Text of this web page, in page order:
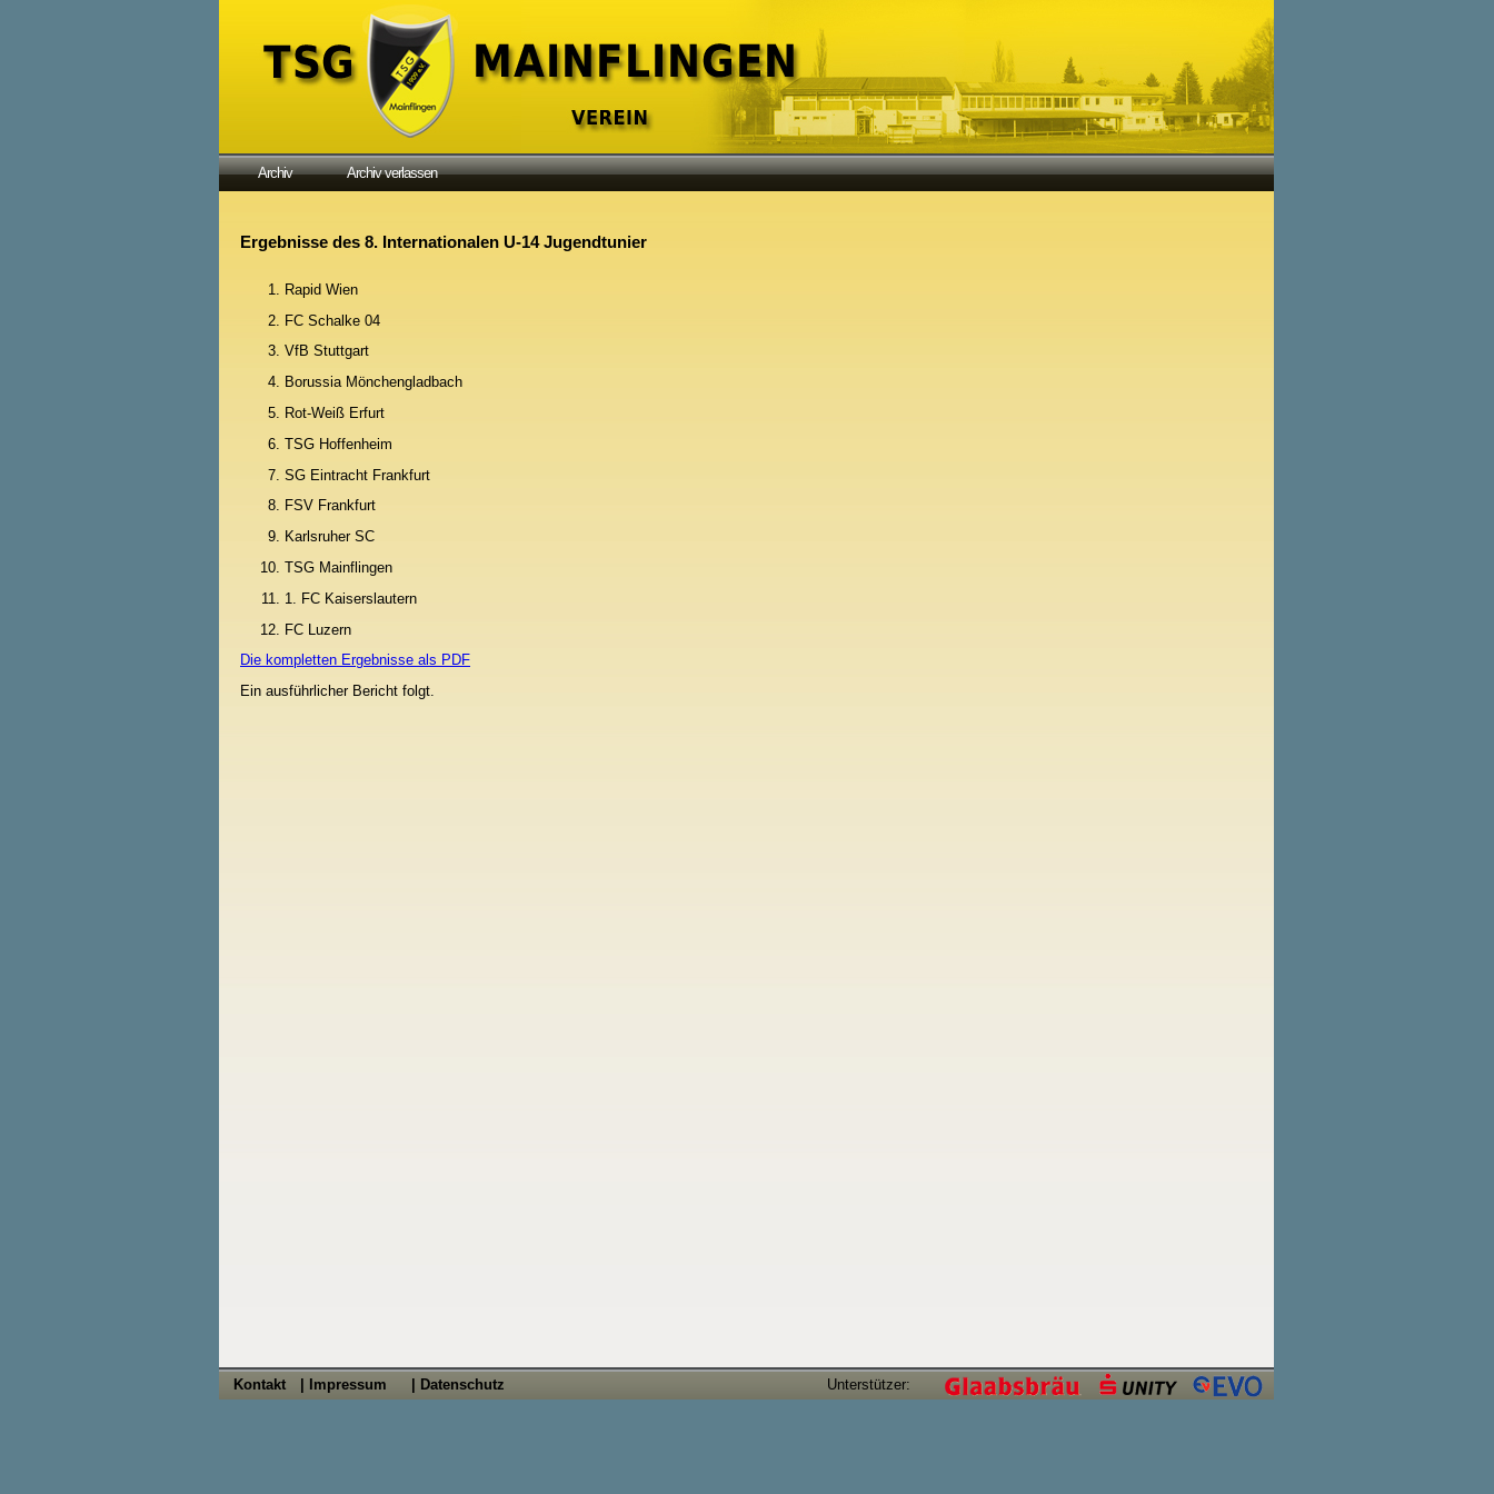
Archiv Archiv verlassen
Ergebnisse des 8. Internationalen U-14 Jugendtunier
Rapid Wien
FC Schalke 04
VfB Stuttgart
Borussia Mönchengladbach
Rot-Weiß Erfurt
TSG Hoffenheim
SG Eintracht Frankfurt
FSV Frankfurt
Karlsruher SC
TSG Mainflingen
1. FC Kaiserslautern
FC Luzern
Die kompletten Ergebnisse als PDF
Ein ausführlicher Bericht folgt.
Unterstützer:
Kontakt | Impressum | Datenschutz